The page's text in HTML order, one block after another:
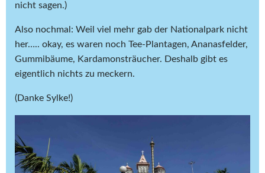
nicht sagen.)
Also nochmal: Weil viel mehr gab der Nationalpark nicht
her….. okay, es waren noch Tee-Plantagen, Ananasfelder,
Gummibäume, Kardamonsträucher. Deshalb gibt es
eigentlich nichts zu meckern.
(Danke Sylke!)